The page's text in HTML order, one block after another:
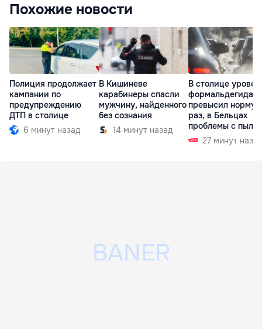
Похожие новости
Полиция продолжает
кампании по
предупреждению
ДТП в столице
6 минут назад
В Кишиневе
карабинеры спасли
мужчину, найденного
без сознания
14 минут назад
В столице
формальдегида
превысил норму
раз, в Бельцах
проблемы с
27 минут назад